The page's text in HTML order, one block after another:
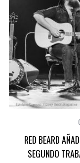
RED BEARD
SEGUNDO